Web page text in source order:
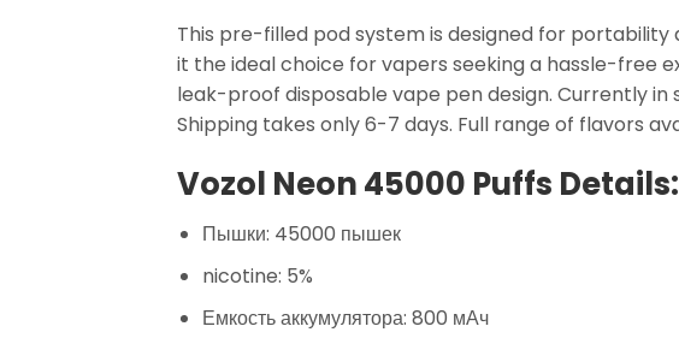
This pre-filled pod system is designed for
it the ideal choice for vapers seeking a hassle-free
leak-proof disposable vape pen design. Currently
Shipping takes only 6-7 days. Full range of flavors
Vozol Neon 45000 Puffs Details:
Пышки: 45000 пышек
nicotine: 5%
Емкость аккумулятора: 800 мАч